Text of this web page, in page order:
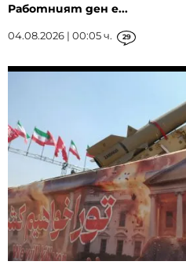
Работният ден е...
04.08.2026 | 00:05 ч. 29